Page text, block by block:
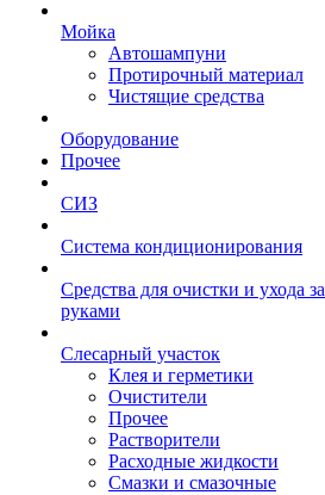
Мойка
Автошампуни
Протирочный материал
Чистящие средства
Оборудование
Прочее
СИЗ
Система кондиционирования
Средства для очистки и ухода за
руками
Слесарный участок
Клея и герметики
Очистители
Прочее
Растворители
Расходные жидкости
Смазки и смазочные